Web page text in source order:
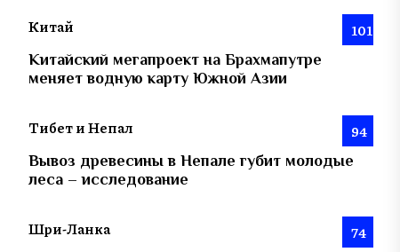
Китай 101
Китайский мегапроект на Брахмапутре
меняет водную карту Южной Азии
Тибет и Непал 94
Вывоз древесины в Непале губит молодые
леса – исследование
Шри-Ланка 74